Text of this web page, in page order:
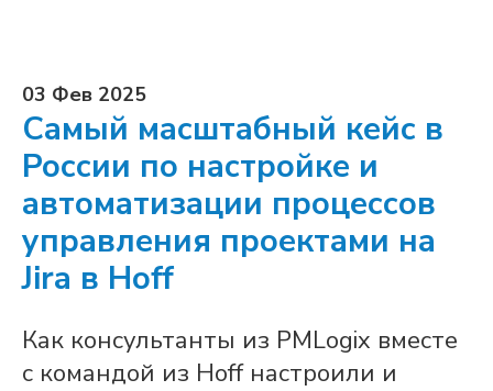
03 Фев 2025
Самый масштабный кейс в
России по настройке и
автоматизации процессов
управления проектами на
Jira в Hoff
Как консультанты из PMLogix вместе
с командой из Hoff настроили и